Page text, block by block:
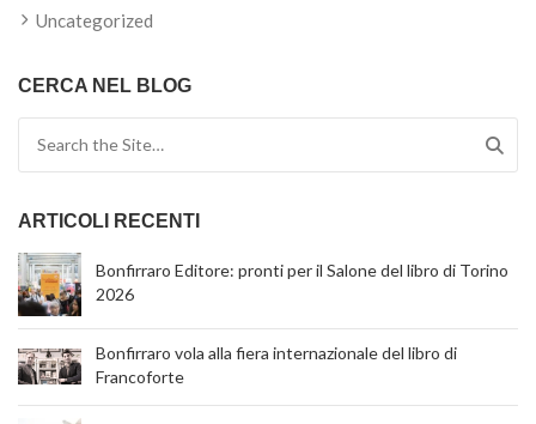
Uncategorized
CERCA NEL BLOG
ARTICOLI RECENTI
Bonfirraro Editore: pronti per il Salone del libro di Torino
2026
Bonfirraro vola alla fiera internazionale del libro di
Francoforte